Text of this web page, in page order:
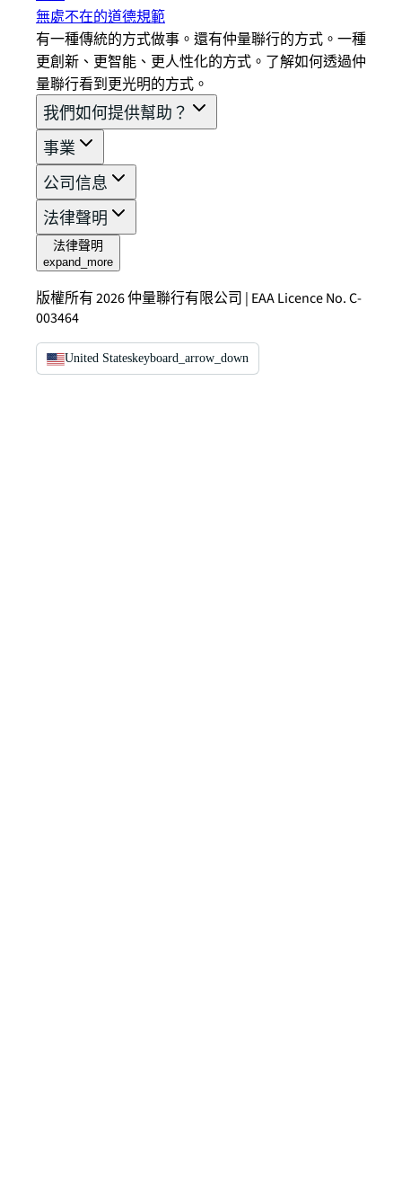
無處不在的道德規範
有一種傳統的方式做事。還有仲量聯行的方式。一種
更創新、更智能、更人性化的方式。了解如何透過仲
量聯行看到更光明的方式。
我們如何提供幫助？
事業
公司信息
法律聲明
法律聲明
expand_more
版權所有 2026 仲量聯行有限公司 | EAA Licence No. C-
003464
United Stateskeyboard_arrow_down